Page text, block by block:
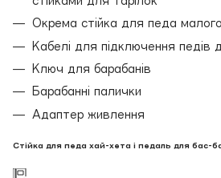
Окрема стійка для педа
Кабелі для підключення педів
Ключ для барабанів
Барабанні палички
Адаптер живлення
Стійка для педа хай-хета і педаль для бас-